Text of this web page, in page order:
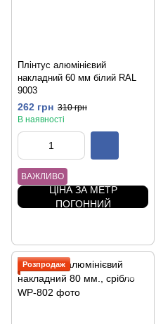
Плінтус алюмінієвий
накладний 60 мм білий RAL
9003
262 грн 310 грн
В наявності
ВАЖЛИВО
ЦІНА ЗА МЕТР
ПОГОННИЙ
Розпродаж